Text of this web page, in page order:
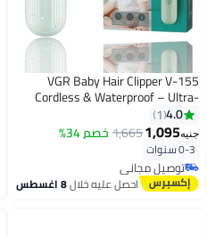
VGR Baby Hair Clipper V-155
Cordless & Waterproof – Ultra-
Quiet Ceramic Trimmer for Safe
Kids Haircuts at Home
Professional Infant & Toddler Hair
Cutting Kit with Guide Combs,
Rechargeable Battery & Gentle
Precision Trimming
4.0
1
جنيه1,095
1,665خصم 34%
0-3 سنوات
توصيل مجاني
توصيل مجانياحصل عليه خلال8 اغسطس